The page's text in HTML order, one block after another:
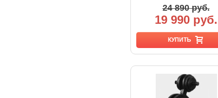
24 890 руб.
19 990 руб.
КУПИТЬ